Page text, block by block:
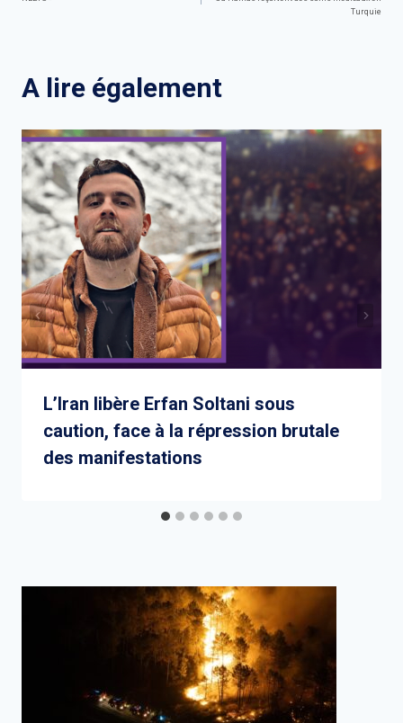
Turquie
A lire également
L’Iran libère Erfan Soltani sous
caution, face à la répression brutale
des manifestations